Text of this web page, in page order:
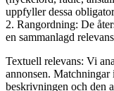
uppfyller dessa
2. Rangordning: De
en sammanlagd
Textuell relevans: Vi
annonsen.
beskrivningen och den